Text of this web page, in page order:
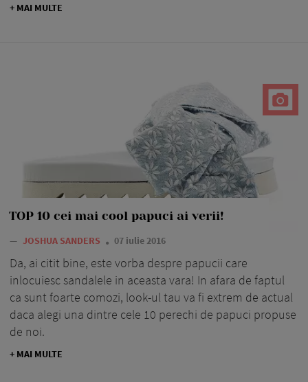
+ MAI MULTE
TOP 10 cei mai cool papuci ai verii!
— JOSHUA SANDERS 07 iulie 2016
Da, ai citit bine, este vorba despre papucii care
inlocuiesc sandalele in aceasta vara! In afara de faptul
ca sunt foarte comozi, look-ul tau va fi extrem de actual
daca alegi una dintre cele 10 perechi de papuci propuse
de noi.
+ MAI MULTE